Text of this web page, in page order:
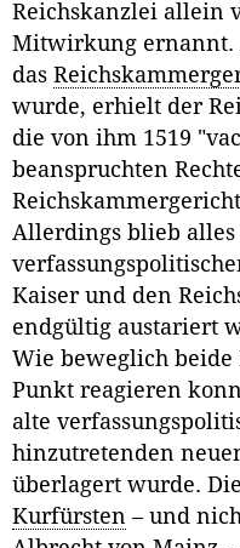
Reichskanzlei allein
Mitwirkung ernannt.
das
wurde, erhielt der
die von ihm 1519
beanspruchten
Allerdings blieb alles
Kaiser und den
endgültig austariert
Wie beweglich beide
Punkt reagieren
alte
hinzutretenden
überlagert wurde.
Kurfürsten – und